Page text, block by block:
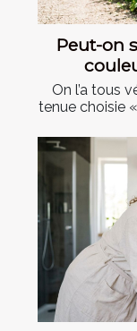
Peut-on
On l’a tous
tenue choisie